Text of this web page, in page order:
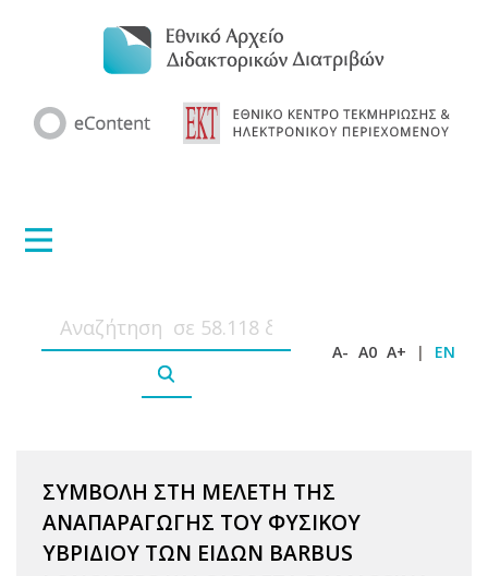
A- A0 A+ | EN
ΣΥΜΒΟΛΗ ΣΤΗ ΜΕΛΕΤΗ ΤΗΣ
ΑΝΑΠΑΡΑΓΩΓΗΣ ΤΟΥ ΦΥΣΙΚΟΥ
ΥΒΡΙΔΙΟΥ ΤΩΝ ΕΙΔΩΝ BARBUS